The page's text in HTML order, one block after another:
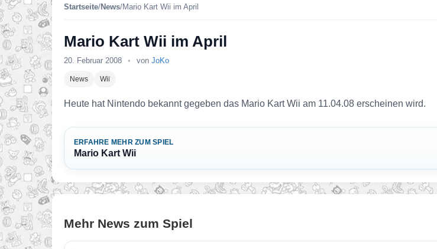
Startseite/News/Mario Kart Wii im April
Mario Kart Wii im April
20. Februar 2008 • von JoKo
News Wii
Heute hat Nintendo bekannt gegeben das Mario Kart Wii am 11.04.08 erscheinen wird.
ERFAHRE MEHR ZUM SPIEL
Mario Kart Wii
Mehr News zum Spiel